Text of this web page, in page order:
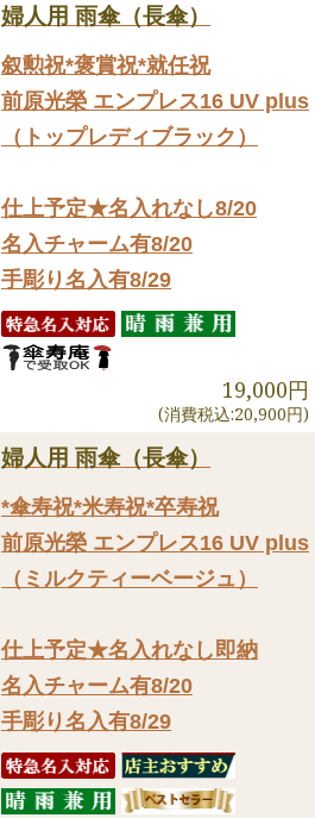
婦人用 雨傘（長傘）
叙勲祝*褒賞祝*就任祝
前原光榮 エンプレス16 UV plus
（トップレディブラック）
仕上予定★名入れなし8/20
名入チャーム有8/20
手彫り名入有8/29
19,000円
(消費税込:20,900円)
婦人用 雨傘（長傘）
*傘寿祝*米寿祝*卒寿祝
前原光榮 エンプレス16 UV plus
（ミルクティーベージュ）
仕上予定★名入れなし即納
名入チャーム有8/20
手彫り名入有8/29